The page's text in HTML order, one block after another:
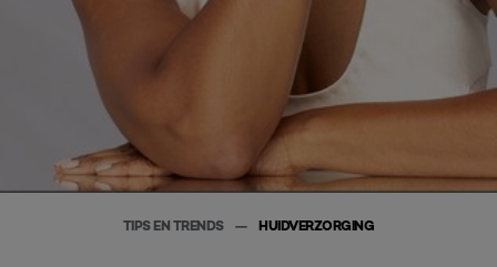
TIPS EN TRENDS HUIDVERZORGING